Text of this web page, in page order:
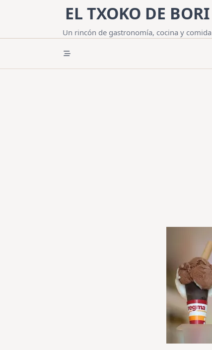
EL TXOKO DE BORI
Un rincón de gastronomía, cocina y comida